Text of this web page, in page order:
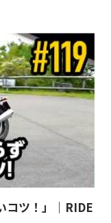
コツ！」｜RIDE